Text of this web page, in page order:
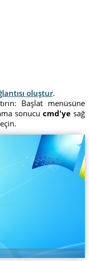
oluştur.
Başlat menüsüne
sonucucmd'ye sağ